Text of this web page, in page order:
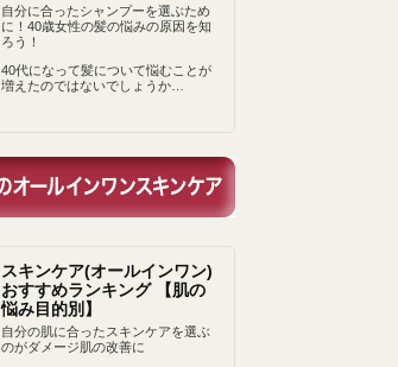
自分に合ったシャンプーを選ぶため
に！40歳女性の髪の悩みの原因を知
ろう！
40代になって髪について悩むことが
増えたのではないでしょうか…
スキンケア(オールインワン)
おすすめランキング 【肌の
悩み目的別】
自分の肌に合ったスキンケアを選ぶ
のがダメージ肌の改善に